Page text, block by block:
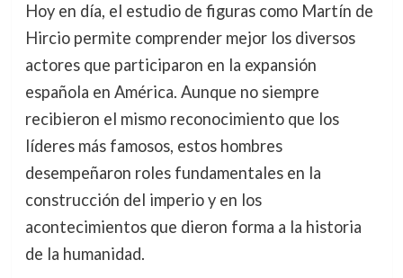
Hoy en día, el estudio de figuras como Martín de
Hircio permite comprender mejor los diversos
actores que participaron en la expansión
española en América. Aunque no siempre
recibieron el mismo reconocimiento que los
líderes más famosos, estos hombres
desempeñaron roles fundamentales en la
construcción del imperio y en los
acontecimientos que dieron forma a la historia
de la humanidad.